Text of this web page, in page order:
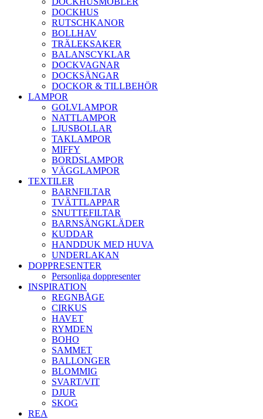
DOCKHUS
RUTSCHKANOR
BOLLHAV
TRÄLEKSAKER
BALANSCYKLAR
DOCKVAGNAR
DOCKSÄNGAR
DOCKOR & TILLBEHÖR
LAMPOR
GOLVLAMPOR
NATTLAMPOR
LJUSBOLLAR
TAKLAMPOR
MIFFY
BORDSLAMPOR
VÄGGLAMPOR
TEXTILER
BARNFILTAR
TVÄTTLAPPAR
SNUTTEFILTAR
BARNSÄNGKLÄDER
KUDDAR
HANDDUK MED HUVA
UNDERLAKAN
DOPPRESENTER
Personliga doppresenter
INSPIRATION
REGNBÅGE
CIRKUS
HAVET
RYMDEN
BOHO
SAMMET
BALLONGER
BLOMMIG
SVART/VIT
DJUR
SKOG
REA